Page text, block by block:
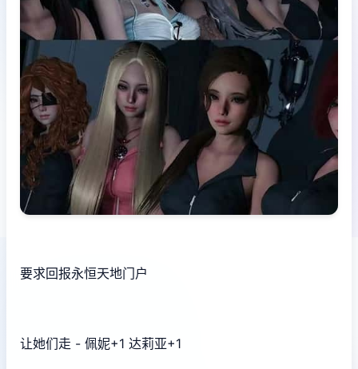
要求回报永恒天地门户
让她们走 - 佩妮+1 达莉亚+1